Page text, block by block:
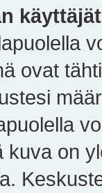
ovat
kuva on